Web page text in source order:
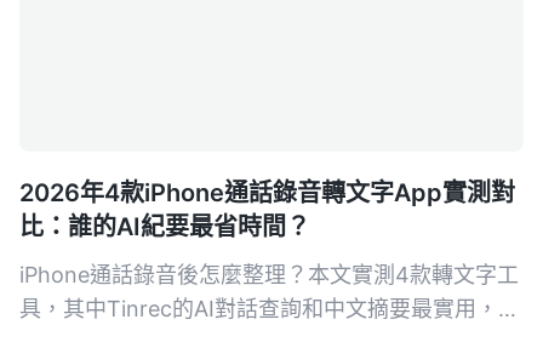
2026年4款iPhone通話錄音轉文字App實測對
比：誰的AI紀要最省時間？
iPhone通話錄音後怎麼整理？本文實測4款轉文字工
具，其中Tinrec的AI對話查詢和中文摘要最實用，適